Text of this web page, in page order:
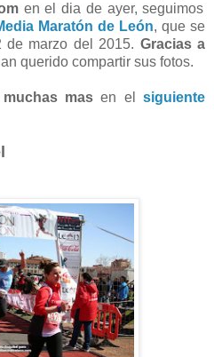
en el dia de ayer, seguimos
Maratón de León, que se
de marzo del 2015. Gracias a
querido compartir sus fotos.
masen elsiguiente